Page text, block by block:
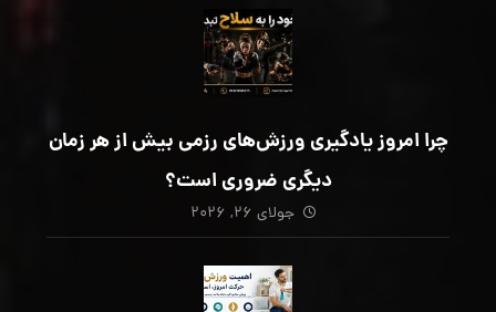
چرا امروز یادگیری ورزش‌های رزمی بیش از هر زمان
دیگری ضروری است؟
جولای ۲۶, ۲۰۲۶